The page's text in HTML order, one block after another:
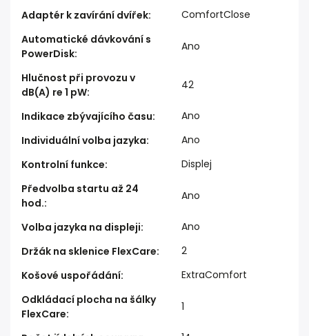
Adaptér k zavírání dvířek:
ComfortClose
Automatické dávkování s
PowerDisk:
Ano
Hlučnost při provozu v
dB(A) re 1 pW:
42
Indikace zbývajícího času:
Ano
Individuální volba jazyka:
Ano
Kontrolní funkce:
Displej
Předvolba startu až 24
hod.:
Ano
Volba jazyka na displeji:
Ano
Držák na sklenice FlexCare:
2
Košové uspořádání:
ExtraComfort
Odkládací plocha na šálky
FlexCare:
1